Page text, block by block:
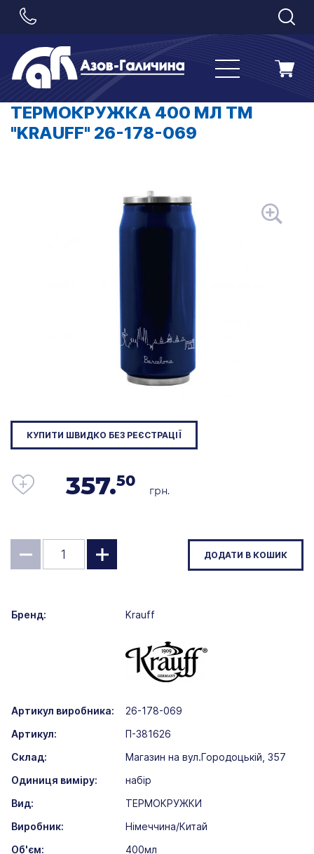
ТЕРМОКРУЖКА 400 МЛ TM
"KRAUFF" 26-178-069
КУПИТИ ШВИДКО БЕЗ РЕЄСТРАЦІЇ
357.50
грн.
ДОДАТИ В КОШИК
Бренд: Krauff
Артикул виробника:
26-178-069
Артикул:
П-381626
Склад:
Магазин на вул.Городоцькій, 357
Одиниця виміру:
набір
Вид:
ТЕРМОКРУЖКИ
Виробник:
Німеччина/Китай
Об'єм:
400мл